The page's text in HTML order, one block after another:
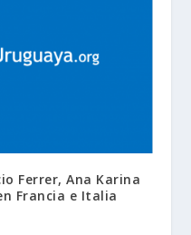
Ferrer, Ana Karina
Francia e Italia